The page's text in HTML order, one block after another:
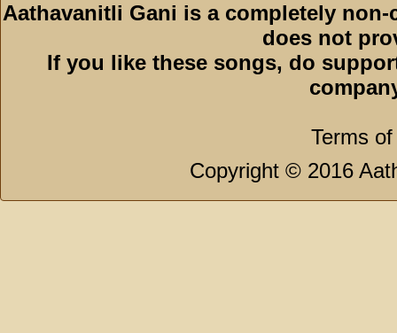
Aathavanitli Gani is a completely
does not
If you like these songs, do
Terms
Copyright © 2016